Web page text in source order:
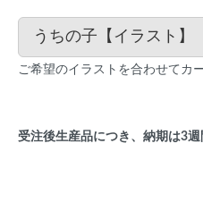
うちの子【イラスト】
ご希望のイラストを合わせてカ
受注後生産品につき、納期は3